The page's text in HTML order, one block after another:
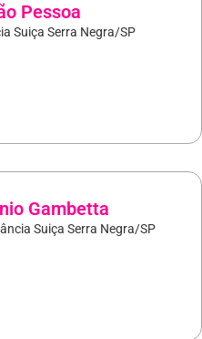
Pessoa
Suiça Serra Negra/SP
Gambetta
Suiça Serra Negra/SP